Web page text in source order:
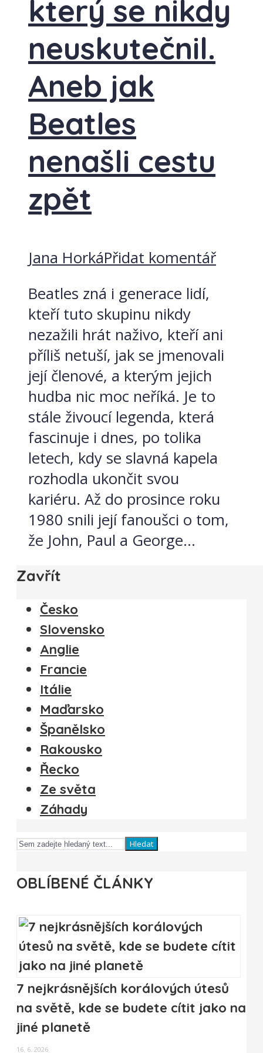
který se nikdy
neuskutečnil.
Aneb jak
Beatles
nenašli cestu
zpět
Jana HorkáPřidat komentář
Beatles zná i generace lidí,
kteří tuto skupinu nikdy
nezažili hrát naživo, kteří ani
příliš netuší, jak se jmenovali
její členové, a kterým jejich
hudba nic moc neříká. Je to
stále živoucí legenda, která
fascinuje i dnes, po tolika
letech, kdy se slavná kapela
rozhodla ukončit svou
kariéru. Až do prosince roku
1980 snili její fanoušci o tom,
že John, Paul a George...
Zavřít
Česko
Slovensko
Anglie
Francie
Itálie
Maďarsko
Španělsko
Rakousko
Řecko
Ze světa
Záhady
Hledat
OBLÍBENÉ ČLÁNKY
7 nejkrásnějších korálových útesů
na světě, kde se budete cítit jako na
jiné planetě
16. 6. 2026